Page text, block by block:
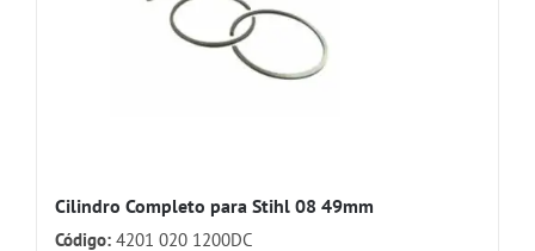
Cilindro Completo para Stihl 08 49mm
Código: 4201 020 1200DC